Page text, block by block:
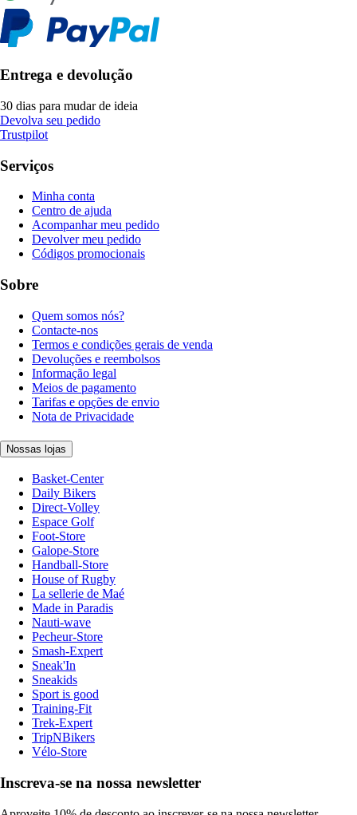
Entrega e devolução
30 dias para mudar de ideia
Devolva seu pedido
Trustpilot
Serviços
Minha conta
Centro de ajuda
Acompanhar meu pedido
Devolver meu pedido
Códigos promocionais
Sobre
Quem somos nós?
Contacte-nos
Termos e condições gerais de venda
Devoluções e reembolsos
Informação legal
Meios de pagamento
Tarifas e opções de envio
Nota de Privacidade
Nossas lojas
Basket-Center
Daily Bikers
Direct-Volley
Espace Golf
Foot-Store
Galope-Store
Handball-Store
House of Rugby
La sellerie de Maé
Made in Paradis
Nauti-wave
Pecheur-Store
Smash-Expert
Sneak'In
Sneakids
Sport is good
Training-Fit
Trek-Expert
TripNBikers
Vélo-Store
Inscreva-se na nossa newsletter